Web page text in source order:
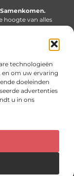
technologieën
om uw ervaring
doeleinden
advertenties
u in ons
hoogte van alles
Reserved.